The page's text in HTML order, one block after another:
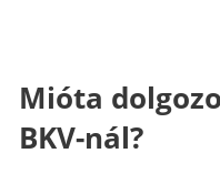
Mióta
BKV-nál?